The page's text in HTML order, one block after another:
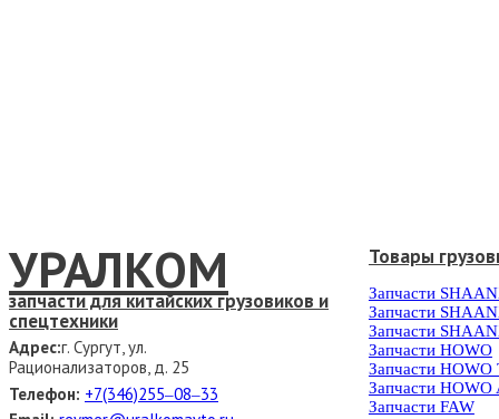
УРАЛКОМ
запчасти для китайских грузовиков и
спецтехники
Адрес:г. Сургут, ул.
Рационализаторов, д. 25
Телефон: +7(346)255‒08‒33
Товары
Запчасти
Запчасти
Запчасти
Запчасти HOWO
Запчасти HOWO
Запчасти HOWO
Запчасти FAW